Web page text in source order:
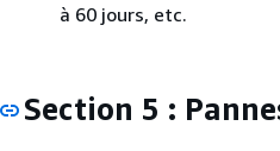
à 60 jours, etc.
Section 5 :